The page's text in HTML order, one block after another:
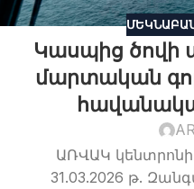
Կասպից ծովի
մարտական
ԱՌՎԱԿ կենտրոնի
31.03.2026 թ.